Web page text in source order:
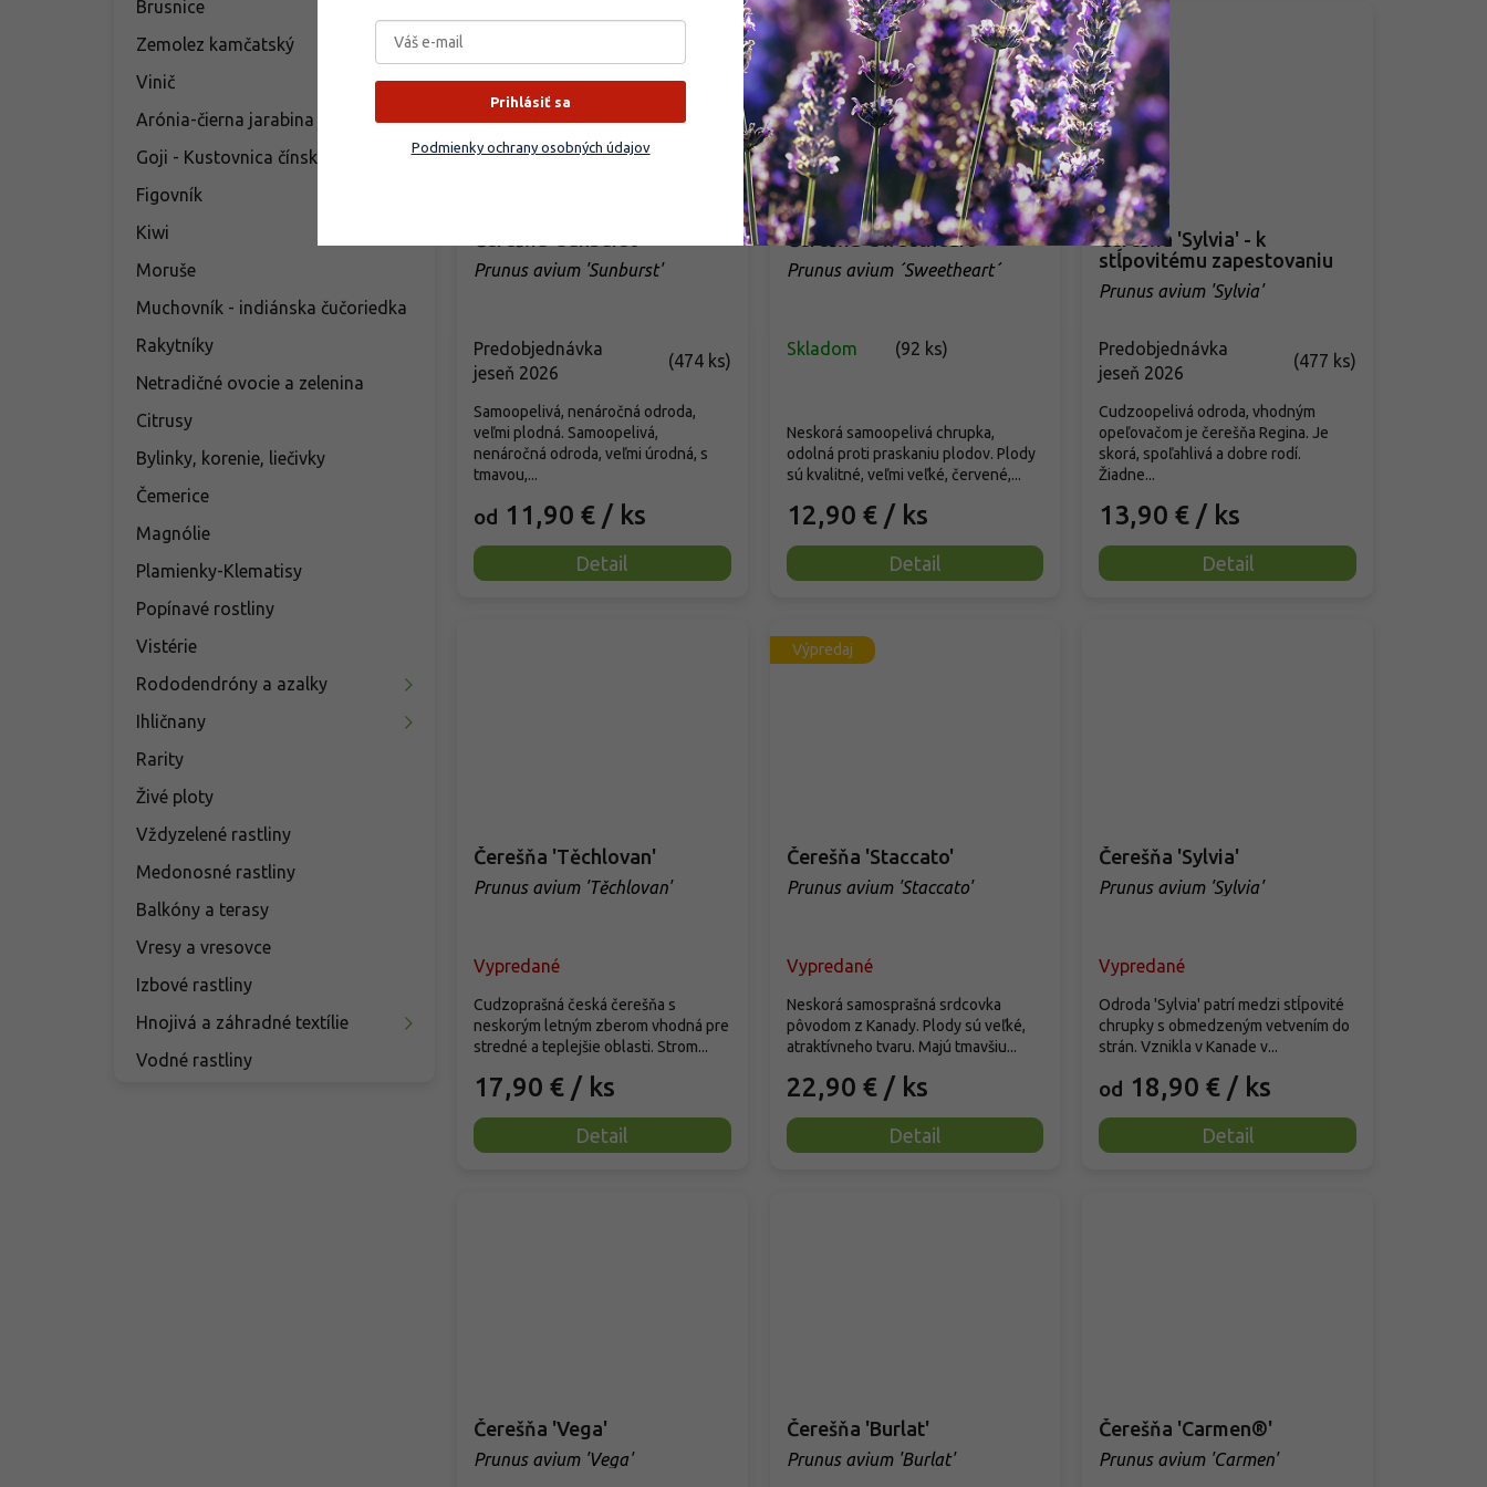
Brusnice
Zemolez kamčatský
Vinič
Arónia-čierna jarabina
Goji - Kustovnica čínska
Figovník
Kiwi
Moruše
Muchovník - indiánska čučoriedka
Rakytníky
Netradičné ovocie a zelenina
Citrusy
Bylinky, korenie, liečivky
Čemerice
Magnólie
Plamienky-Klematisy
Popínavé rostliny
Vistérie
Rododendróny a azalky
Ihličnany
Rarity
Živé ploty
Vždyzelené rastliny
Medonosné rastliny
Balkóny a terasy
Vresy a vresovce
Izbové rastliny
Hnojivá a záhradné textílie
Vodné rastliny
Prunus avium 'Sunburst'
Predobjednávka
jeseň 2026
(474 ks)
od 11,90 € / ks
Detail
Samoopelivá, nenáročná odroda,
veľmi plodná. Samoopelivá,
nenáročná odroda, veľmi úrodná, s
tmavou,...
Čerešňa 'Sweetheart'
Prunus avium ´Sweetheart´
Skladom (92 ks)
12,90 € / ks
Detail
Neskorá samoopelivá chrupka,
odolná proti praskaniu plodov. Plody
sú kvalitné, veľmi veľké, červené,...
Čerešňa 'Sylvia' - k
stĺpovitému zapestovaniu
Prunus avium 'Sylvia'
Predobjednávka
jeseň 2026
(477 ks)
13,90 € / ks
Detail
Cudzoopelivá odroda, vhodným
opeľovačom je čerešňa Regina. Je
skorá, spoľahlivá a dobre rodí.
Žiadne...
Čerešňa 'Těchlovan'
Prunus avium 'Těchlovan'
Vypredané
17,90 € / ks
Detail
Cudzoprašná česká čerešňa s
neskorým letným zberom vhodná pre
stredné a teplejšie oblasti. Strom...
Výpredaj
Čerešňa 'Staccato'
Prunus avium 'Staccato'
Vypredané
22,90 € / ks
Detail
Neskorá samosprašná srdcovka
pôvodom z Kanady. Plody sú veľké,
atraktívneho tvaru. Majú tmavšiu...
Čerešňa 'Sylvia'
Prunus avium 'Sylvia'
Vypredané
od 18,90 € / ks
Detail
Odroda 'Sylvia' patrí medzi stĺpovité
chrupky s obmedzeným vetvením do
strán. Vznikla v Kanade v...
Čerešňa 'Vega'
Prunus avium 'Vega'
Čerešňa 'Burlat'
Prunus avium 'Burlat'
Čerešňa 'Carmen®'
Prunus avium 'Carmen'
Prihlásiť sa
Podmienky ochrany osobných údajov